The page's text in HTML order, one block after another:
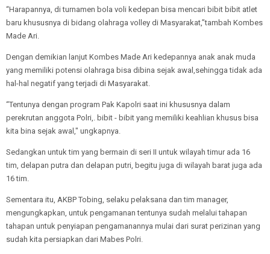
“Harapannya, di turnamen bola voli kedepan bisa mencari bibit bibit atlet
baru khususnya di bidang olahraga volley di Masyarakat,”tambah Kombes
Made Ari.
Dengan demikian lanjut Kombes Made Ari kedepannya anak anak muda
yang memiliki potensi olahraga bisa dibina sejak awal,sehingga tidak ada
hal-hal negatif yang terjadi di Masyarakat.
“Tentunya dengan program Pak Kapolri saat ini khususnya dalam
perekrutan anggota Polri,. bibit - bibit yang memiliki keahlian khusus bisa
kita bina sejak awal," ungkapnya.
Sedangkan untuk tim yang bermain di seri II untuk wilayah timur ada 16
tim, delapan putra dan delapan putri, begitu juga di wilayah barat juga ada
16 tim.
Sementara itu, AKBP Tobing, selaku pelaksana dan tim manager,
mengungkapkan, untuk pengamanan tentunya sudah melalui tahapan
tahapan untuk penyiapan pengamanannya mulai dari surat perizinan yang
sudah kita persiapkan dari Mabes Polri.